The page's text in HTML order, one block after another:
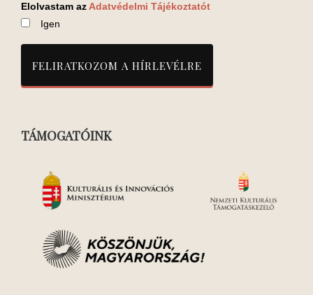
Elolvastam az Adatvédelmi Tájékoztatót
Igen
TÁMOGATÓINK